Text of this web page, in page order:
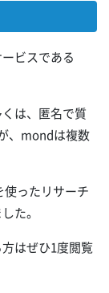
ビスである
は、匿名で質
、mondは複数
ったリサーチ
た。
はぜひ1度閲覧